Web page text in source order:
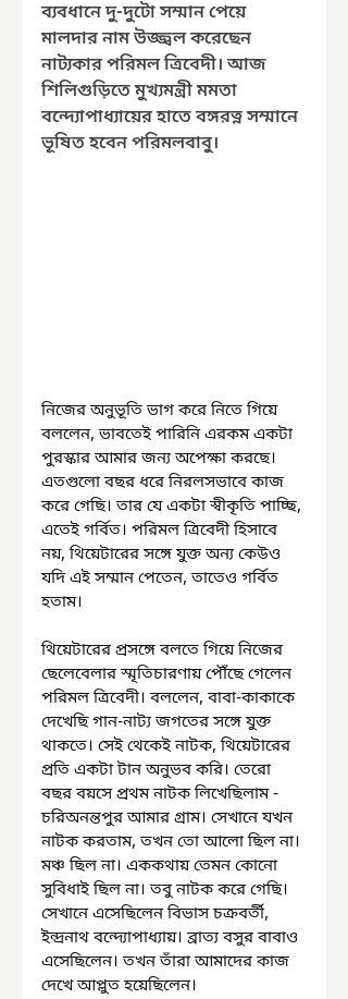
ব্যবধানে দু-দুটো সম্মান পেয়ে
মালদার নাম উজ্জ্বল করেছেন
নাট্যকার পরিমল ত্রিবেদী। আজ
শিলিগুড়িতে মুখ্যমন্ত্রী মমতা
বন্দ্যোপাধ্যায়ের হাতে বঙ্গরত্ন সম্মানে
ভূষিত হবেন পরিমলবাবু।
নিজের অনুভূতি ভাগ করে নিতে গিয়ে
বললেন, ভাবতেই পারিনি এরকম একটা
পুরস্কার আমার জন্য অপেক্ষা করছে।
এতগুলো বছর ধরে নিরলসভাবে কাজ
করে গেছি। তার যে একটা স্বীকৃতি পাচ্ছি,
এতেই গর্বিত। পরিমল ত্রিবেদী হিসাবে
নয়, থিয়েটারের সঙ্গে যুক্ত অন্য কেউও
যদি এই সম্মান পেতেন, তাতেও গর্বিত
হতাম।
থিয়েটারের প্রসঙ্গে বলতে গিয়ে নিজের
ছেলেবেলার স্মৃতিচারণায় পৌঁছে গেলেন
পরিমল ত্রিবেদী। বললেন, বাবা-কাকাকে
দেখেছি গান-নাট্য জগতের সঙ্গে যুক্ত
থাকতে। সেই থেকেই নাটক, থিয়েটারের
প্রতি একটা টান অনুভব করি। তেরো
বছর বয়সে প্রথম নাটক লিখেছিলাম -
চরিঅনন্তপুর আমার গ্রাম। সেখানে যখন
নাটক করতাম, তখন তো আলো ছিল না।
মঞ্চ ছিল না। এককথায় তেমন কোনো
সুবিধাই ছিল না। তবু নাটক করে গেছি।
সেখানে এসেছিলেন বিভাস চক্রবর্তী,
ইন্দ্রনাথ বন্দ্যোপাধ্যায়। ব্রাত্য বসুর বাবাও
এসেছিলেন। তখন তাঁরা আমাদের কাজ
দেখে আপ্লুত হয়েছিলেন।